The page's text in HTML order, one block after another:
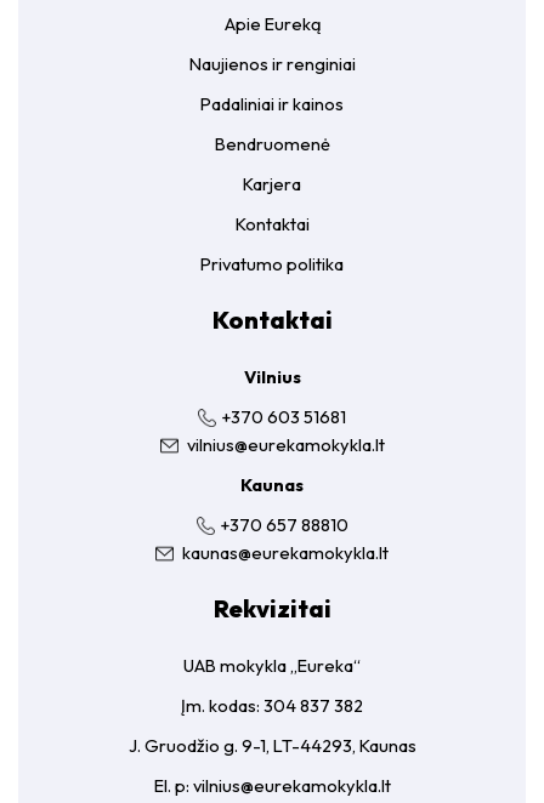
Apie Eureką
Naujienos ir renginiai
Padaliniai ir kainos
Bendruomenė
Karjera
Kontaktai
Privatumo politika
Kontaktai
Vilnius
+370 603 51681
vilnius@eurekamokykla.lt
Kaunas
+370 657 88810
kaunas@eurekamokykla.lt
Rekvizitai
UAB mokykla „Eureka“
Įm. kodas: 304 837 382
J. Gruodžio g. 9-1, LT-44293, Kaunas
El. p: vilnius@eurekamokykla.lt